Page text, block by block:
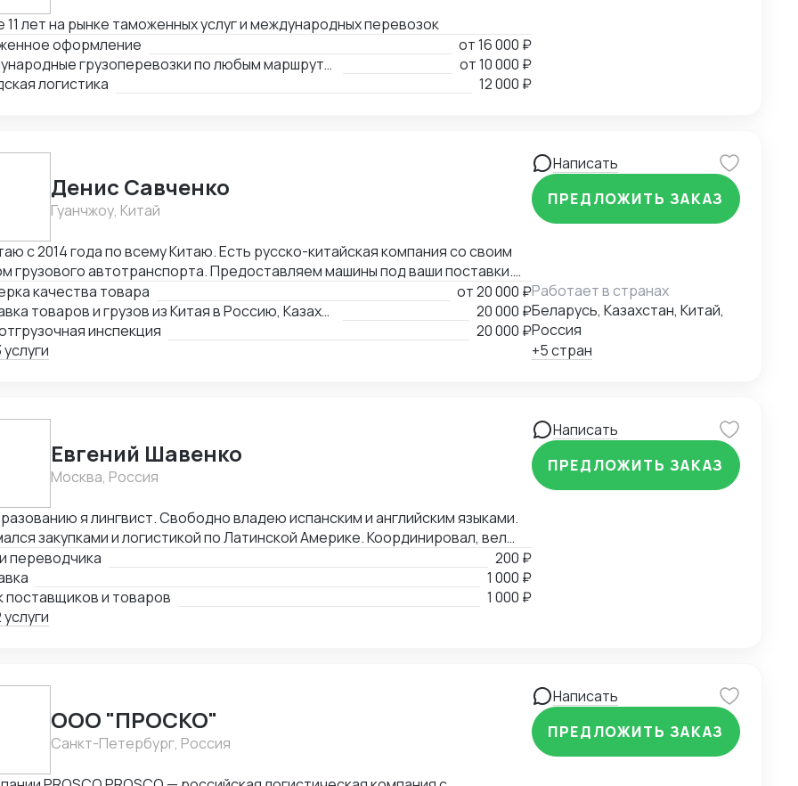
11 лет на рынке таможенных услуг и международных перевозок
оформление
от16 000 ₽
Международные грузоперевозки по любым маршрутам и любыми видами транспорта
от10 000 ₽
логистика
12 000 ₽
Денис Савченко
Гуанчжоу, Китай
с 2014 года по всему Китаю. Есть русско-китайская компания со своим
грузового автотранспорта. Предоставляем машины под ваши поставки.
склад в Гуанчжоу, ИУ и Маньчжурии. Занимаюсь оказанием различных
в сфере внешней торговли.
качества товара от20 000 ₽
Доставка товаров и грузов из Китая в Россию, Казахстан, Беларусь, Таиланд, Вьетнам, Малайзию
20 000 ₽
инспекция
20 000 ₽
Написать
ПРЕДЛОЖИТЬ ЗАКАЗ
Работает в странах
Беларусь, Казахстан, Китай,
Россия
+5 стран
Евгений Шавенко
Москва, Россия
я лингвист. Свободно владею испанским и английским языками.
закупками и логистикой по Латинской Америке. Координировал, вел
по закупке, согласовал цены DDP. Перевозил товары до складов
В данный момент занимаюсь организацией импорта в Российскую
из Америки. Знаком со всеми первичными документами ВЭД.
переводчика
200 ₽
1 000 ₽
поставщиков и товаров
1 000 ₽
Написать
ПРЕДЛОЖИТЬ ЗАКАЗ
ООО "ПРОСКО"
Санкт-Петербург, Россия
Написать
ПРЕДЛОЖИТЬ ЗАКАЗ